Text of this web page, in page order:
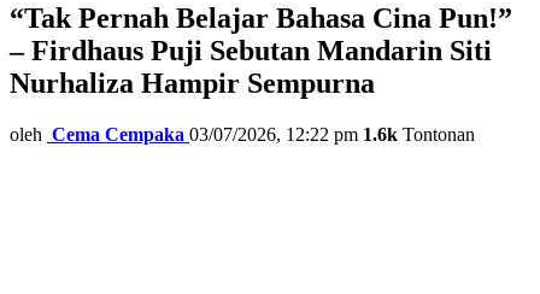
“Tak Pernah Belajar Bahasa Cina Pun!”
– Firdhaus Puji Sebutan Mandarin Siti
Nurhaliza Hampir Sempurna
oleh Cema Cempaka 03/07/2026, 12:22 pm 1.6k Tontonan